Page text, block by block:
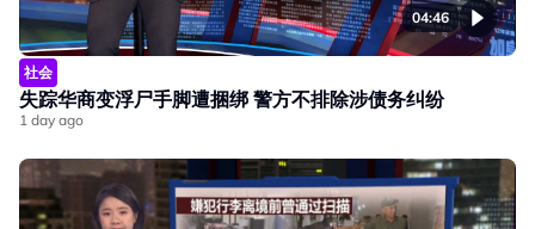
04:46
社会
失踪华商变浮尸手脚遭捆绑 警方不排除涉债务纠纷
1 day ago